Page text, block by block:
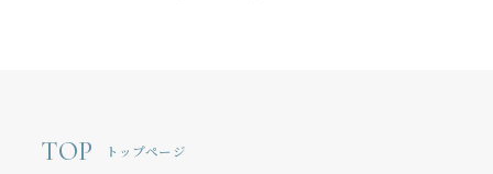
TOP トップページ